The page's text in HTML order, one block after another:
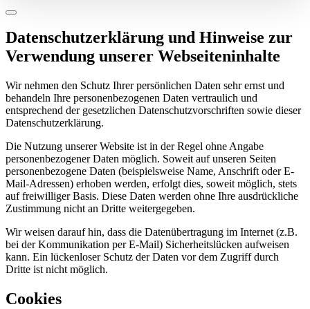
Datenschutzerklärung und Hinweise zur
Verwendung unserer Webseiteninhalte
Wir nehmen den Schutz Ihrer persönlichen Daten sehr ernst und
behandeln Ihre personenbezogenen Daten vertraulich und
entsprechend der gesetzlichen Datenschutzvorschriften sowie dieser
Datenschutzerklärung.
Die Nutzung unserer Website ist in der Regel ohne Angabe
personenbezogener Daten möglich. Soweit auf unseren Seiten
personenbezogene Daten (beispielsweise Name, Anschrift oder E-
Mail-Adressen) erhoben werden, erfolgt dies, soweit möglich, stets
auf freiwilliger Basis. Diese Daten werden ohne Ihre ausdrückliche
Zustimmung nicht an Dritte weitergegeben.
Wir weisen darauf hin, dass die Datenübertragung im Internet (z.B.
bei der Kommunikation per E-Mail) Sicherheitslücken aufweisen
kann. Ein lückenloser Schutz der Daten vor dem Zugriff durch
Dritte ist nicht möglich.
Cookies